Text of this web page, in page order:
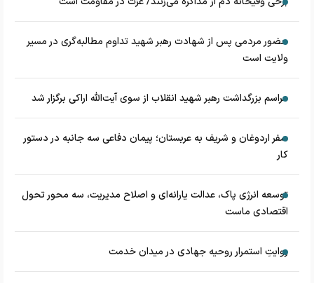
حضور مردمی پس از شهادت رهبر شهید تداوم مطالبه‌گری در مسیر
ولایت است
مراسم بزرگداشت رهبر شهید انقلاب از سوی آیت‌الله اراکی برگزار شد
سفر اردوغان و شریف به عربستان؛ پیمان دفاعی سه جانبه در دستور
کار
توسعه انرژی پاک، عدالت یارانه‌ای و اصلاح مدیریت، سه محور تحول
اقتصادی ماست
روایتِ استمرار روحیه جهادی در میدان خدمت